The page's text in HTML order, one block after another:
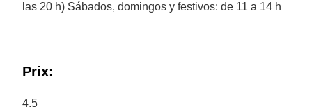
las 20 h) Sábados, domingos y festivos: de 11 a 14 h
Prix:
4.5